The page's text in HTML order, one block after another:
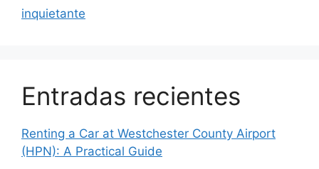
inquietante
Entradas recientes
Renting a Car at Westchester County Airport
(HPN): A Practical Guide